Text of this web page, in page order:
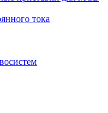
тока